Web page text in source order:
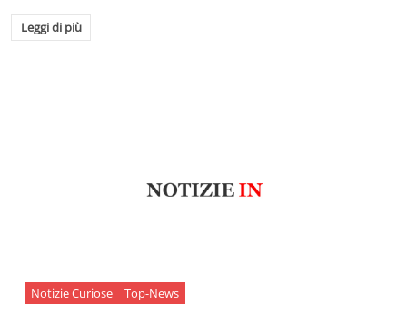
Leggi di più
Notizie Curiose Top-News